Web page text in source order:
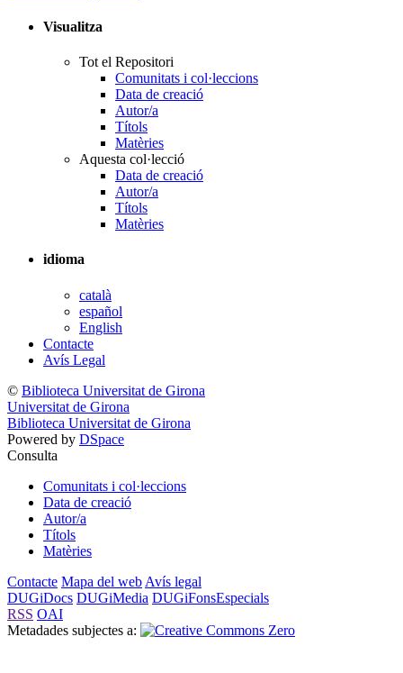
Visualitza
Tot el Repositori
Comunitats i col·leccions
Data de creació
Autor/a
Títols
Matèries
Aquesta col·lecció
Data de creació
Autor/a
Títols
Matèries
idioma
català
español
English
Contacte
Avís Legal
© Biblioteca Universitat de Girona
Universitat de Girona
Biblioteca Universitat de Girona
Powered by DSpace
Consulta
Comunitats i col·leccions
Data de creació
Autor/a
Títols
Matèries
Contacte Mapa del web Avís legal
DUGiDocs DUGiMedia DUGiFonsEspecials
RSS OAI
Metadades subjectes a: